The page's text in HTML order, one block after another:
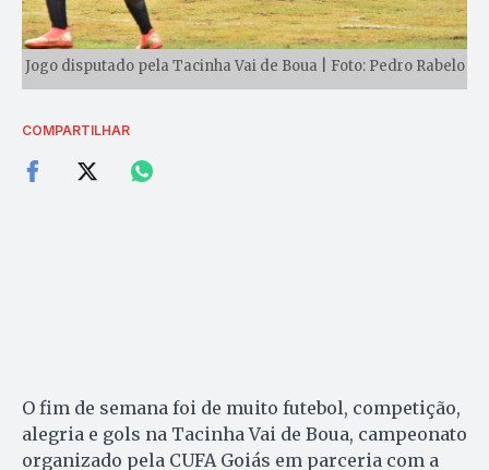
Jogo disputado pela Tacinha Vai de Boua | Foto: Pedro Rabelo
COMPARTILHAR
O fim de semana foi de muito futebol, competição,
alegria e gols na Tacinha Vai de Boua, campeonato
organizado pela CUFA Goiás em parceria com a